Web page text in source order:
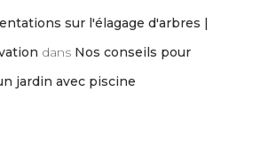
sur l'élagage d'arbres |
dans Nos conseils pour
jardin avec piscine